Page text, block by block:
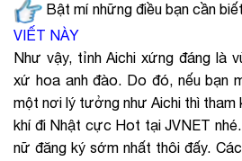
Bật mí những điều bạn cần
VIẾT NÀY
Như vậy, tỉnh Aichi xứng đáng là
xứ hoa anh đào. Do đó, nếu bạn
một nơi lý tưởng như Aichi thì tham
khí đi Nhật cực Hot tại JVNET
nữ đăng ký sớm nhất thôi đấy.